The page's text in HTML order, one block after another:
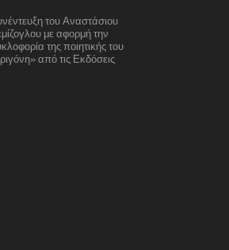
του Αναστάσιου
με αφορμή την
της ποιητικής του
από τις Εκδόσεις